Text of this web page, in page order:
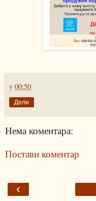
у 00:50
Дели
Нема коментара:
Постави коментар
‹